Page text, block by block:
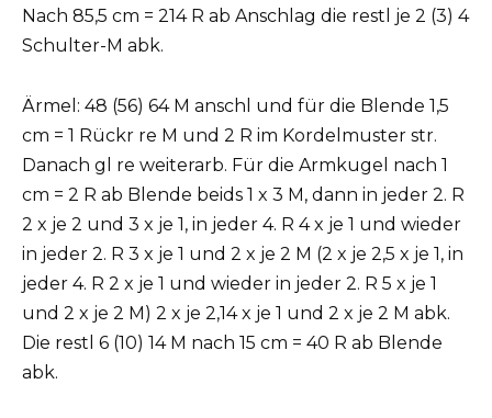
Nach 85,5 cm = 214 R ab Anschlag die restl je 2 (3) 4
Schulter-M abk.
Ärmel: 48 (56) 64 M anschl und für die Blende 1,5
cm = 1 Rückr re M und 2 R im Kordelmuster str.
Danach gl re weiterarb. Für die Armkugel nach 1
cm = 2 R ab Blende beids 1 x 3 M, dann in jeder 2. R
2 x je 2 und 3 x je 1, in jeder 4. R 4 x je 1 und wieder
in jeder 2. R 3 x je 1 und 2 x je 2 M (2 x je 2,5 x je 1, in
jeder 4. R 2 x je 1 und wieder in jeder 2. R 5 x je 1
und 2 x je 2 M) 2 x je 2,14 x je 1 und 2 x je 2 M abk.
Die restl 6 (10) 14 M nach 15 cm = 40 R ab Blende
abk.